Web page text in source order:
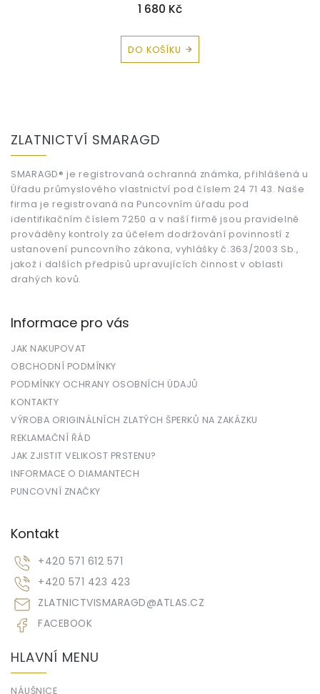
1 680 Kč
DO KOŠÍKU
ZLATNICTVÍ SMARAGD
SMARAGD® je registrovaná ochranná známka, přihlášená u
Úřadu průmyslového vlastnictví pod číslem 24 71 43. Naše
firma je registrovaná na Puncovním úřadu pod
identifikačním číslem 7250 a v naší firmě jsou pravidelně
prováděny kontroly za účelem dodržování povinností z
ustanovení puncovního zákona, vyhlášky č.363/2003 Sb.,
jakož i dalších předpisů upravujících činnost v oblasti
drahých kovů.
Informace pro vás
JAK NAKUPOVAT
OBCHODNÍ PODMÍNKY
PODMÍNKY OCHRANY OSOBNÍCH ÚDAJŮ
KONTAKTY
VÝROBA ORIGINÁLNÍCH ZLATÝCH ŠPERKŮ NA ZAKÁZKU
REKLAMAČNÍ ŘÁD
JAK ZJISTIT VELIKOST PRSTENU?
INFORMACE O DIAMANTECH
PUNCOVNÍ ZNAČKY
Kontakt
ZLATNICTVISMARAGD@ATLAS.CZ
+420 571 612 571
+420 571 423 423
FACEBOOK
HLAVNÍ MENU
NÁUŠNICE